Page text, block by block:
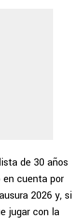
de 30 años
en cuenta por
2026 y, si
jugar con la